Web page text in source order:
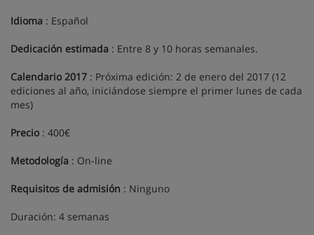
Idioma : Español
Dedicación estimada : Entre 8 y 10 horas semanales.
Calendario 2017 : Próxima edición: 2 de enero del 2017 (12
ediciones al año, iniciándose siempre el primer lunes de cada
mes)
Precio : 400€
Metodología : On-line
Requisitos de admisión : Ninguno
Duración: 4 semanas